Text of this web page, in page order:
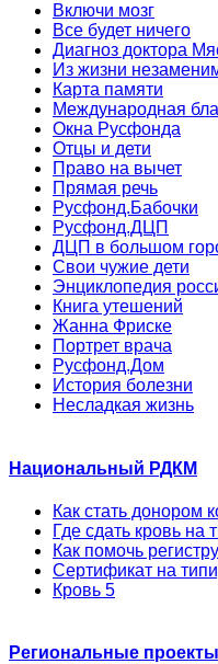
Включи мозг
Все будет ничего
Диагноз доктора
Из жизни
Карта памяти
Международная
Окна Русфонда
Отцы и дети
Право на вычет
Прямая речь
Русфонд.Бабочки
Русфонд.ДЦП
ДЦП в большом
Свои чужие дети
Энциклопедия
Книга утешений
Жанна Фриске
Портрет врача
Русфонд.Дом
История болезни
Несладкая жизнь
Национальный РДКМ
Как стать донором
Где сдать кровь на
Как помочь регистру
Сертификат на
Кровь 5
Региональные проекты